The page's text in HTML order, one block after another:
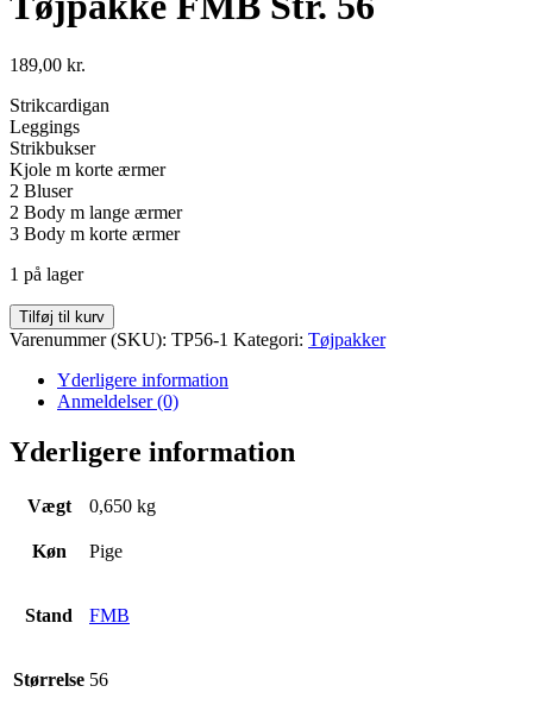
189,00 kr.
Strikcardigan
Leggings
Strikbukser
Kjole m korte ærmer
2 Bluser
2 Body m lange ærmer
3 Body m korte ærmer
1 på lager
Tøjpakke
FMB
antal
Tilføj til kurv
Varenummer (SKU): TP56-1 Kategori: Tøjpakker
Yderligere information
Anmeldelser (0)
Yderligere information
Vægt 0,650 kg
Køn Pige
Stand FMB
Størrelse 56